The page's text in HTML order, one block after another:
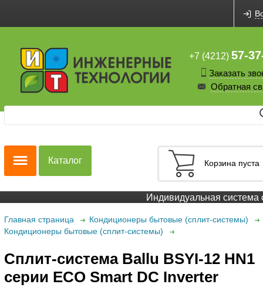
+7 (4212) 57-
Заказать
Обратная
Корзина пуста
Каталог
Индивидуальная система
Главная страница
Кондиционеры бытовые (сплит-системы)
Кондиционеры бытовые (сплит-системы)
Сплит-система Ballu BSYI-12 HN1
серии ECO Smart DC Inverter